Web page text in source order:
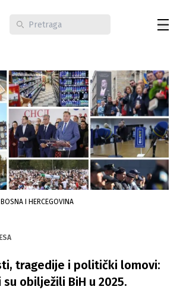
/ BOSNA I HERCEGOVINA
tragedije i politički lomovi:
obilježili BiH u 2025.